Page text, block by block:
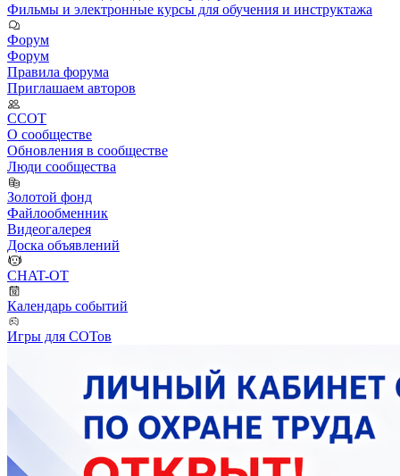
Фильмы и электронные курсы для обучения и инструктажа
Форум
Форум
Правила форума
Приглашаем авторов
ССОТ
О сообществе
Обновления в сообществе
Люди сообщества
Золотой фонд
Файлообменник
Видеогалерея
Доска объявлений
CHAT-OT
Календарь событий
Игры для СОТов